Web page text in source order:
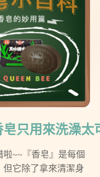
皂只用來洗澡
~~『香皂』是每個
它除了拿來清潔身